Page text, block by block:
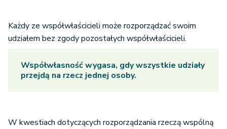
Każdy ze współwłaścicieli może rozporządzać swoim
udziałem bez zgody pozostałych współwłaścicieli.
Współwłasność wygasa, gdy wszystkie udziały
przejdą na rzecz jednej osoby.
W kwestiach dotyczących rozporządzania rzeczą wspólną